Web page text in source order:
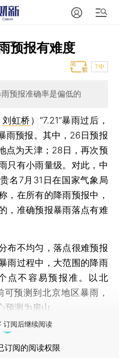
预报有难度
T中
预报准确率是偏低的
刘虹桥 ） “7.21”暴雨过后，
雨预报。其中，26日预报
点为天津；28日，再次预
只有小雨量级。对此，中
名7月31日在国家气象局
，在所有的降雨预报中，
，准确预报暴雨落点有难
不均匀，落点很难预报
雨过程中，大范围的降雨
点不容易预报准。以北
可预测到北京地区暴雨，
测为房山。
订阅后继续阅读
订阅的阅读权限